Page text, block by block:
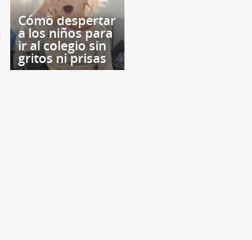
Cómo despertar
a los niños para
ir al colegio sin
gritos ni prisas